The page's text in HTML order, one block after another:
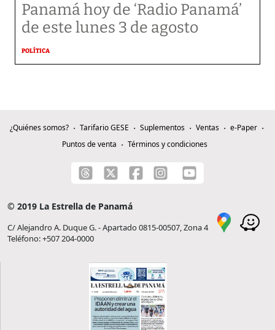
Panamá hoy de ‘Radio Panamá’
de este lunes 3 de agosto
POLÍTICA
¿Quiénes somos? Tarifario GESE Suplementos Ventas
e-Paper
Puntos de venta
Términos y condiciones
© 2019 La Estrella de Panamá
C/ Alejandro A. Duque G. - Apartado 0815-00507, Zona 4
Teléfono: +507 204-0000